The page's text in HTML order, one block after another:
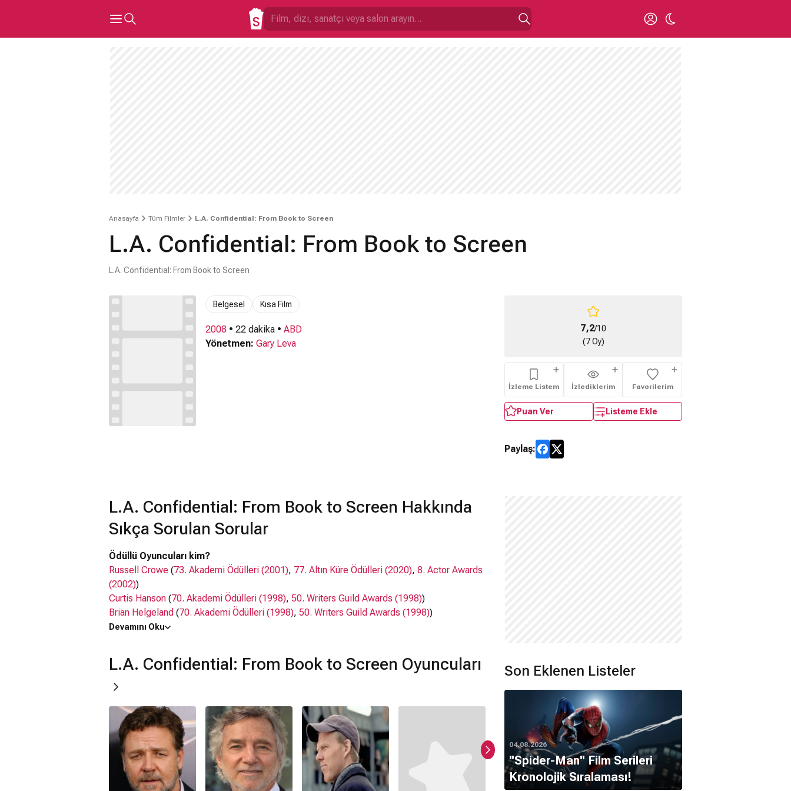
Anasayfa Tüm Filmler L.A. Confidential: From Book to Screen
L.A. Confidential: From Book to Screen
L.A. Confidential: From Book to Screen
Belgesel Kısa Film
2008 • 22 dakika • ABD
Yönetmen: Gary Leva
7,2/10
(7 Oy)
İzleme Listem İzlediklerim Favorilerim
Puan Ver Listeme Ekle
Paylaş:
L.A. Confidential: From Book to Screen Hakkında
Sıkça Sorulan Sorular
Ödüllü Oyuncuları kim?
Russell Crowe (73. Akademi Ödülleri (2001), 77. Altın Küre Ödülleri (2020), 8. Actor Awards
(2002))
Curtis Hanson (70. Akademi Ödülleri (1998), 50. Writers Guild Awards (1998))
Brian Helgeland (70. Akademi Ödülleri (1998), 50. Writers Guild Awards (1998))
Arnon Milchan(
17. Actor Awards (2011) 29. Satellite Awards (2025)
28. Satellite Awards
(2024))
Oyuncuları kim?
Russell Crowe, Curtis Hanson, Brian Helgeland,Michael G. Nathanson
, Arnon Milchan, Guy
Pearce
L.A. Confidential: From Book to Screen filmi nerede çekildi?
L.A. Confidential: From Book to Screen filmi ABD 'da çekilmiştir.
Kaç saat?
Devamını Oku
L.A. Confidential: From Book to Screen Oyuncuları Son Eklenen Listeler
04.08.2026
''Spider-Man'' Film Serileri
Kronolojik Sıralaması!